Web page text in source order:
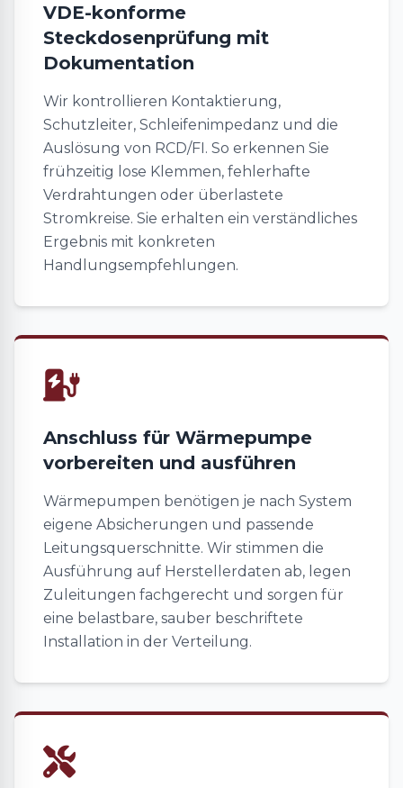
VDE-konforme
Steckdosenprüfung mit
Dokumentation
Wir kontrollieren Kontaktierung,
Schutzleiter, Schleifenimpedanz und die
Auslösung von RCD/FI. So erkennen Sie
frühzeitig lose Klemmen, fehlerhafte
Verdrahtungen oder überlastete
Stromkreise. Sie erhalten ein verständliches
Ergebnis mit konkreten
Handlungsempfehlungen.
Anschluss für Wärmepumpe
vorbereiten und ausführen
Wärmepumpen benötigen je nach System
eigene Absicherungen und passende
Leitungsquerschnitte. Wir stimmen die
Ausführung auf Herstellerdaten ab, legen
Zuleitungen fachgerecht und sorgen für
eine belastbare, sauber beschriftete
Installation in der Verteilung.